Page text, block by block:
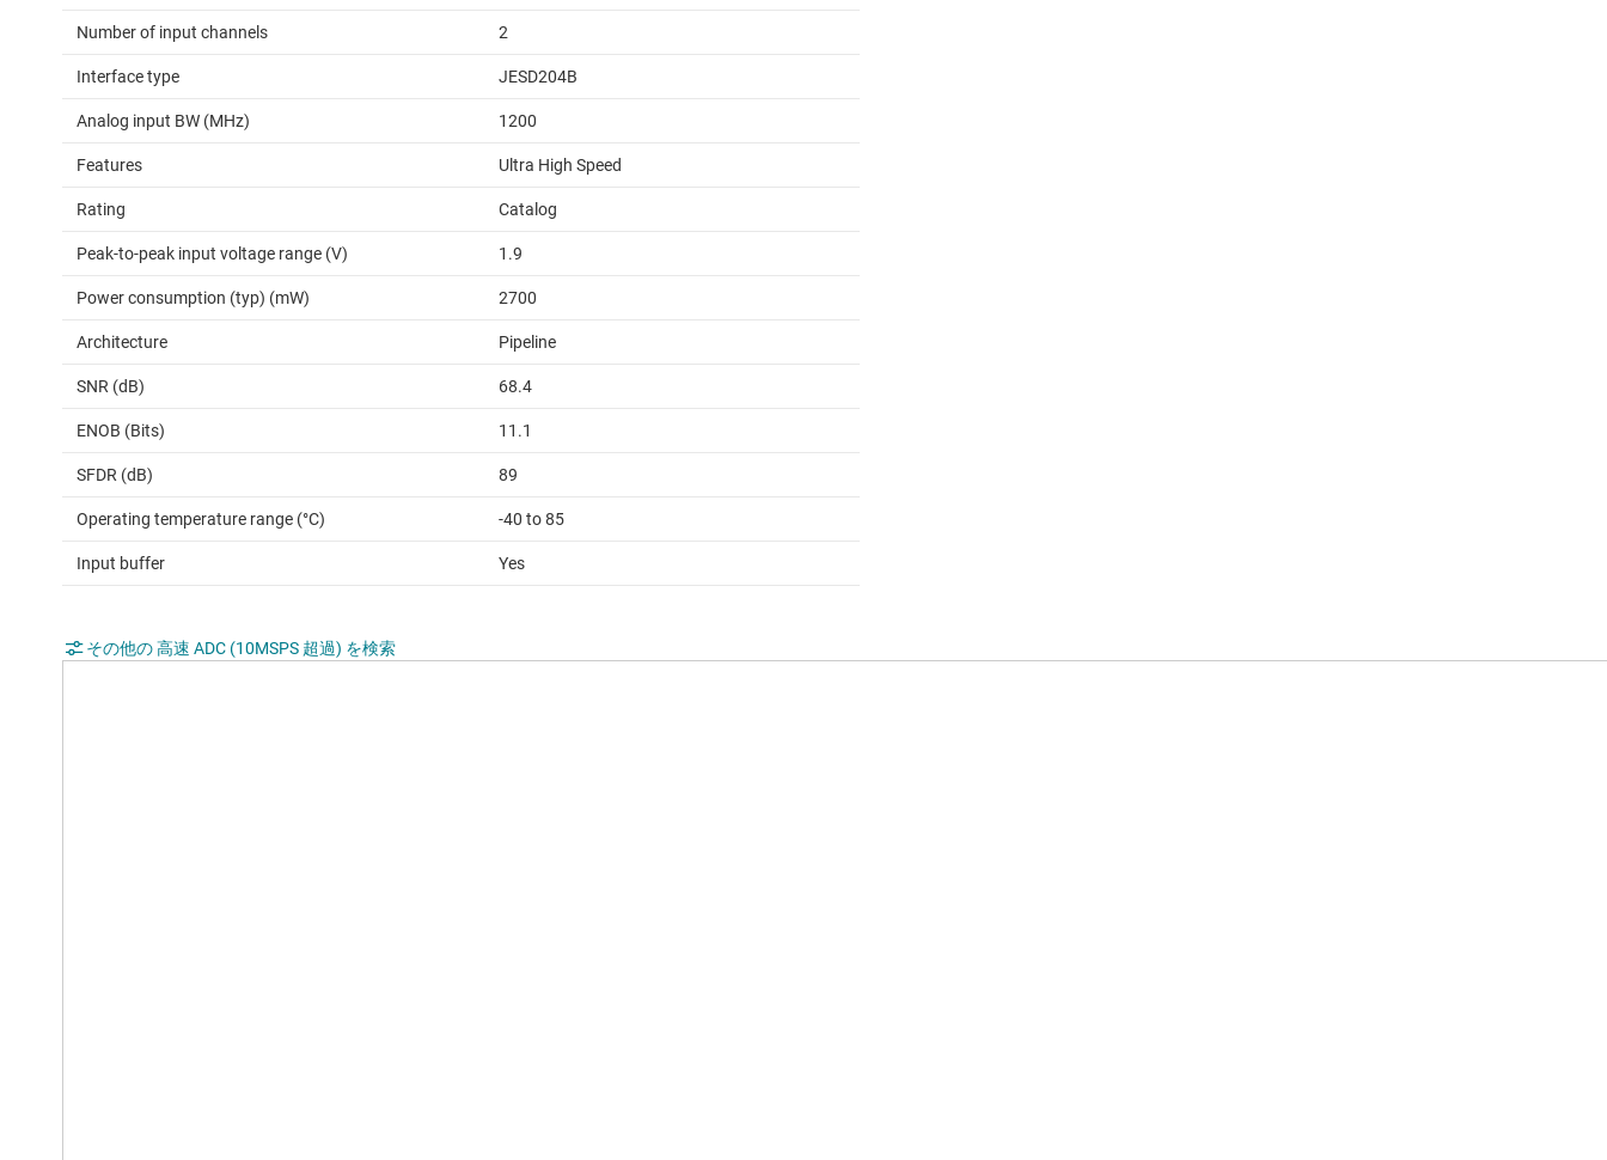
Number of input channels 2
Interface type JESD204B
Analog input BW (MHz) 1200
Features Ultra High Speed
Rating Catalog
Peak-to-peak input voltage range (V) 1.9
Power consumption (typ) (mW) 2700
Architecture Pipeline
SNR (dB) 68.4
ENOB (Bits) 11.1
SFDR (dB) 89
Operating temperature range (°C) -40 to 85
Input buffer Yes
その他の 高速 ADC (10MSPS 超過) を検索